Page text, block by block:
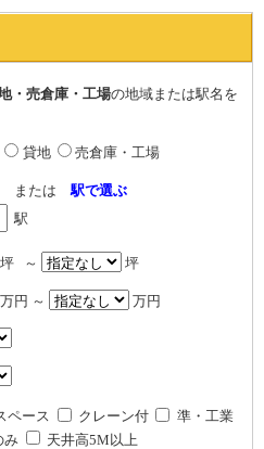
・売倉庫・工場の地域または駅名を
貸地 売倉庫・工場
または 駅で選ぶ
駅
坪 ～ 坪
万円 ～ 万円
ペース クレーン付
準・工業
み 天井高5M以上